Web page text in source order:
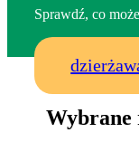
Sprawdź, co
Wybrane